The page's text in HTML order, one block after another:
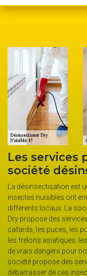
Les services
société
La désinsectisation est
insectes nuisibles ont
différents locaux. La
Dry propose des
cafards, les puces, les
les frelons asiatiques,
de vrais dangers pour
société propose des
débarrasser de ces